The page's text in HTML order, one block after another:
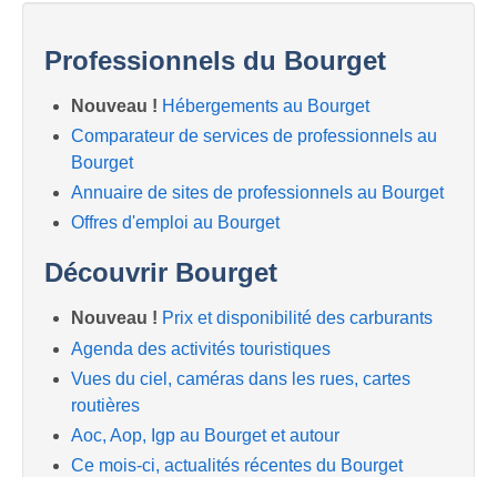
Professionnels du Bourget
Nouveau ! Hébergements au Bourget
Comparateur de services de professionnels au
Bourget
Annuaire de sites de professionnels au Bourget
Offres d'emploi au Bourget
Découvrir Bourget
Nouveau ! Prix et disponibilité des carburants
Agenda des activités touristiques
Vues du ciel, caméras dans les rues, cartes
routières
Aoc, Aop, Igp au Bourget et autour
Ce mois-ci, actualités récentes du Bourget